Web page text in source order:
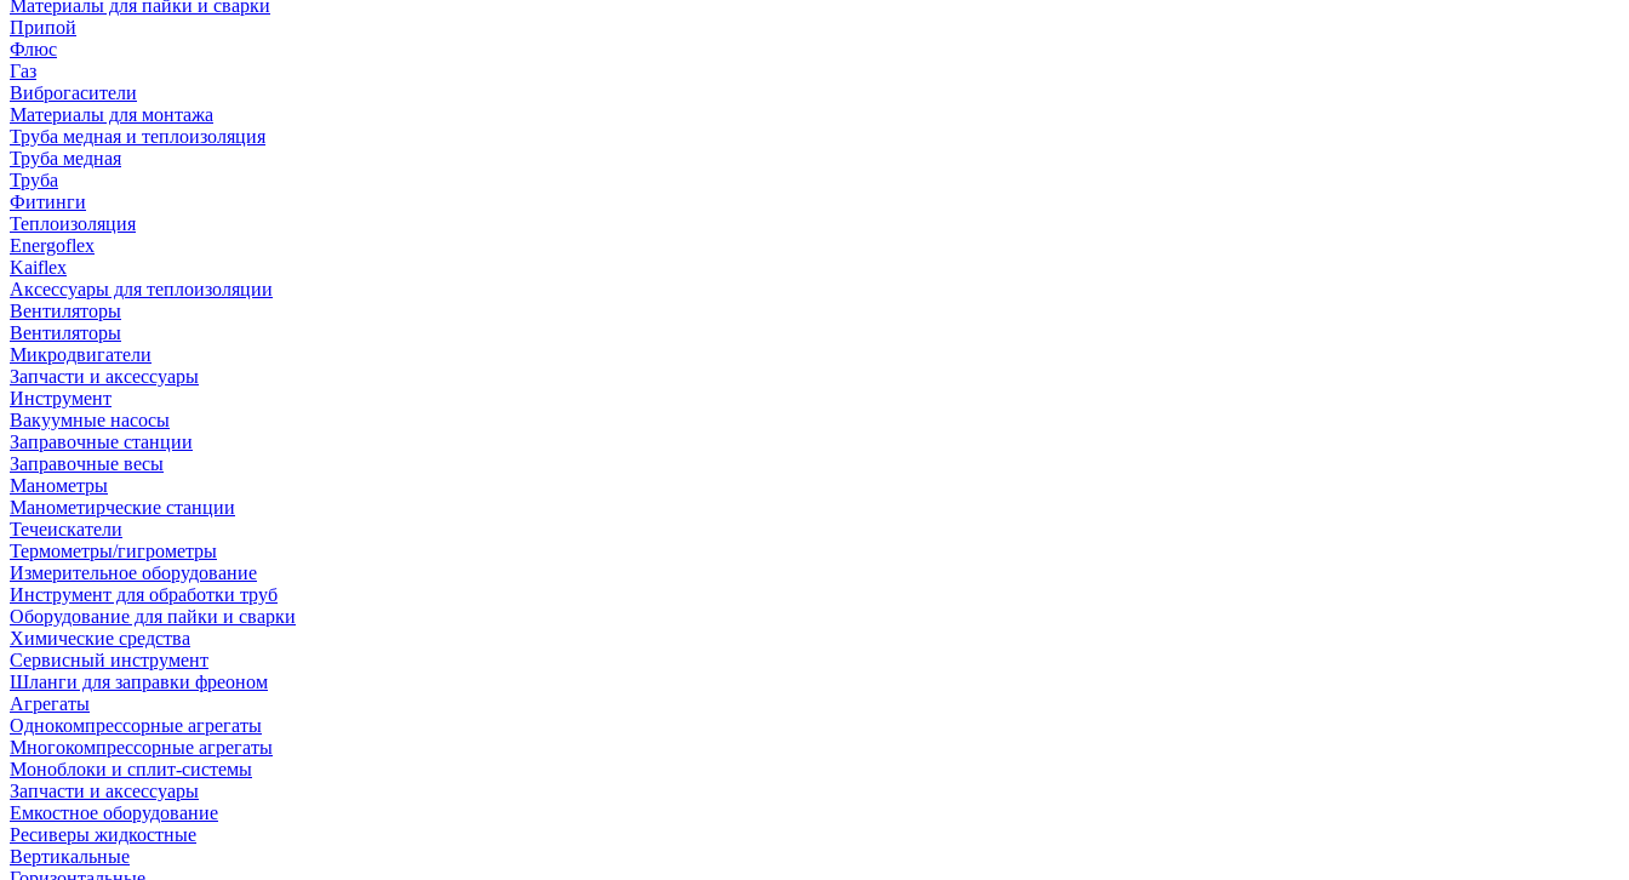
Материалы для пайки и сварки
Припой
Флюс
Газ
Виброгасители
Материалы для монтажа
Труба медная и теплоизоляция
Труба медная
Труба
Фитинги
Теплоизоляция
Energoflex
Kaiflex
Аксессуары для теплоизоляции
Вентиляторы
Вентиляторы
Микродвигатели
Запчасти и аксессуары
Инструмент
Вакуумные насосы
Заправочные станции
Заправочные весы
Манометры
Манометирческие станции
Течеискатели
Термометры/гигрометры
Измерительное оборудование
Инструмент для обработки труб
Оборудование для пайки и сварки
Химические средства
Сервисный инструмент
Шланги для заправки фреоном
Агрегаты
Однокомпрессорные агрегаты
Многокомпрессорные агрегаты
Моноблоки и сплит-системы
Запчасти и аксессуары
Емкостное оборудование
Ресиверы жидкостные
Вертикальные